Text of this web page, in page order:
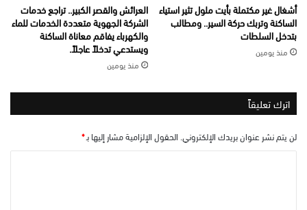
أشغال غير مكتملة بأيت ملول تثير استياء
الساكنة وتربك حركة السير.. ومطالب
بتدخل السلطات
منذ يومين
العرائش والقصر الكبير.. تراجع خدمات
الشركة الجهوية متعددة الخدمات للماء
والكهرباء يفاقم معاناة الساكنة
ويستدعي تدخلاً عاجلاً.
منذ يومين
اترك تعليقاً
لن يتم نشر عنوان بريدك الإلكتروني. الحقول الإلزامية مشار إليها بـ*